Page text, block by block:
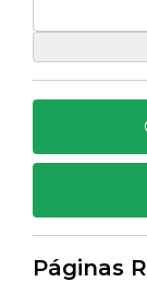
Páginas